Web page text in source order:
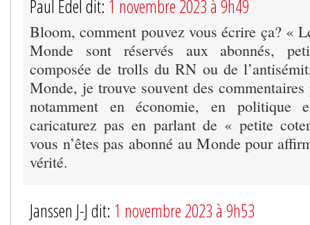
Paul Edel dit: 1 novembre 2023 à 9h49
Bloom, comment pouvez vous écrire ça? «
Monde sont réservés aux abonnés,
composée de trolls du RN ou de
Monde, je trouve souvent des
notamment en économie, en politique
caricaturez pas en parlant de « petite
vous n’êtes pas abonné au Monde pour
vérité.
Janssen J-J dit: 1 novembre 2023 à 9h53